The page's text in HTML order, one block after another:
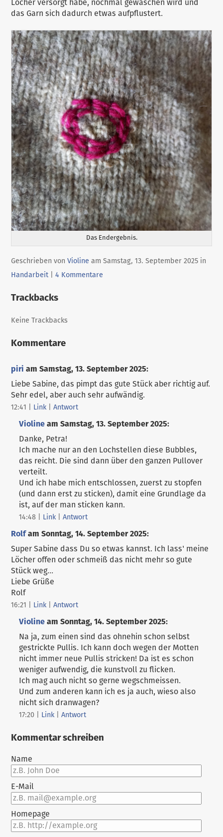
Löcher versorgt habe, nochmal gewaschen wird und
das Garn sich dadurch etwas aufpflustert.
Das Endergebnis.
Geschrieben vonVioline amSamstag, 13. September 2025 in
Handarbeit |4 Kommentare
Trackbacks
Keine Trackbacks
Kommentare
piri amSamstag, 13. September 2025:
Liebe Sabine, das pimpt das gute Stück aber richtig auf.
Sehr edel, aber auch sehr aufwändig.
12:41 Link |Antwort
Violine amSamstag, 13. September 2025:
Danke, Petra!
Ich mache nur an den Lochstellen diese Bubbles,
das reicht. Die sind dann über den ganzen Pullover
verteilt.
Und ich habe mich entschlossen, zuerst zu stopfen
(und dann erst zu sticken), damit eine Grundlage da
ist, auf der man sticken kann.
14:48 Link |Antwort
RolfamSonntag, 14. September 2025:
Super Sabine dass Du so etwas kannst. Ich lass' meine
Löcher offen oder schmeiß das nicht mehr so gute
Stück weg...
Liebe Grüße
Rolf
16:21 Link |Antwort
Violine amSonntag, 14. September 2025:
Na ja, zum einen sind das ohnehin schon selbst
gestrickte Pullis. Ich kann doch wegen der Motten
nicht immer neue Pullis stricken! Da ist es schon
weniger aufwendig, die kunstvoll zu flicken.
Ich mag auch nicht so gerne wegschmeissen.
Und zum anderen kann ich es ja auch, wieso also
nicht sich dranwagen?
17:20 Link |Antwort
Kommentar schreiben
Name
E-Mail
Homepage